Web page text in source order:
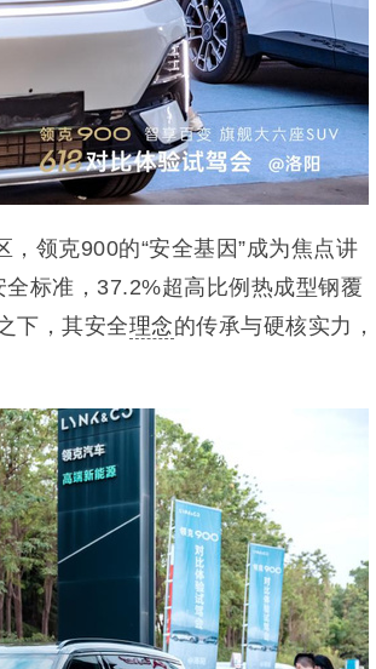
，领克900的“安全基因”成为焦点讲
全标准，37.2%超高比例热成型钢覆
下，其安全理念的传承与硬核实力，